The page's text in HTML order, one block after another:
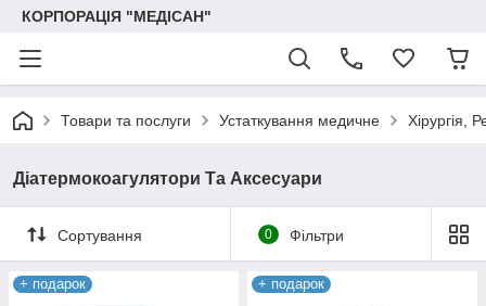
КОРПОРАЦІЯ "МЕДІСАН"
Товари та послуги Устаткування медичне Хірургія,
Діатермокоагулятори Та Аксесуари
Сортування 0 Фільтри
+ подарок + подарок